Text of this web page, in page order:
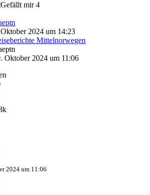
4
2024 um 14:23
Mittelnorwegen
Oktober 2024 um 11:06
2024 um 11:06